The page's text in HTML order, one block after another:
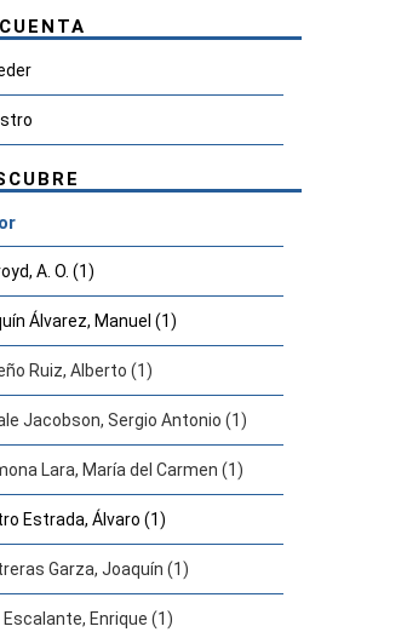
A. O. (1)
Álvarez, Manuel (1)
Ruiz, Alberto (1)
Jacobson, Sergio Antonio (1)
Lara, María del Carmen (1)
Estrada, Álvaro (1)
Garza, Joaquín (1)
Escalante, Enrique (1)